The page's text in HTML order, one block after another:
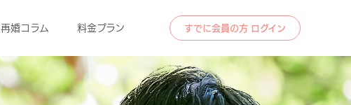
再婚コラム 料金プラン すでに会員の方 ログイン